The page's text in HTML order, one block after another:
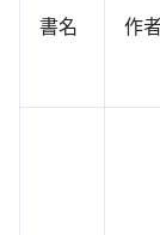
書名 作